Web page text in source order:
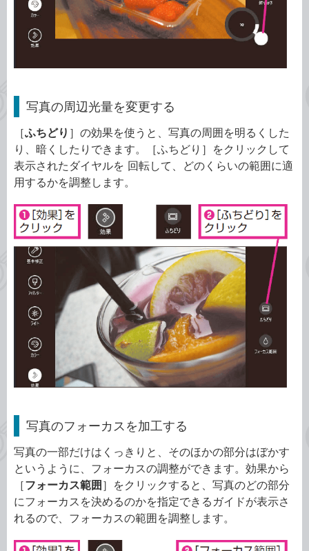
写真の周辺光量を変更する
［ふちどり ］の効果を使うと、写真の周囲を明るくした
り、暗くしたりできます。［ふちどり］をクリックして
表示されたダイヤルを 回転して、どのくらいの範囲に適
用するかを調整します。
写真のフォーカスを加工する
写真の一部だけはくっきりと、そのほかの部分はぼかす
というように、フォーカスの調整ができます。効果から
［フォーカス範囲］をクリックすると、写真のどの部分
にフォーカスを決めるのかを指定できるガイドが表示さ
れるので、フォーカスの範囲を調整します。